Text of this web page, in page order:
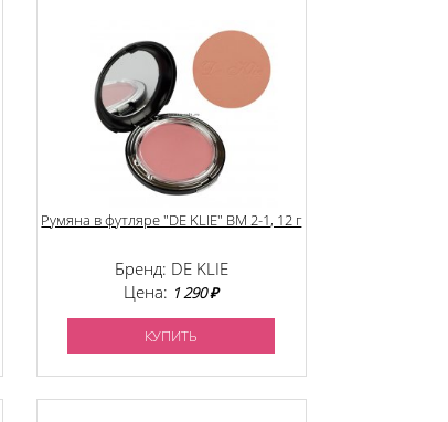
Румяна в футляре "DE KLIE" BM 2-1, 12 г
Бренд: DE KLIE
Цена: 1 290 ₽
КУПИТЬ